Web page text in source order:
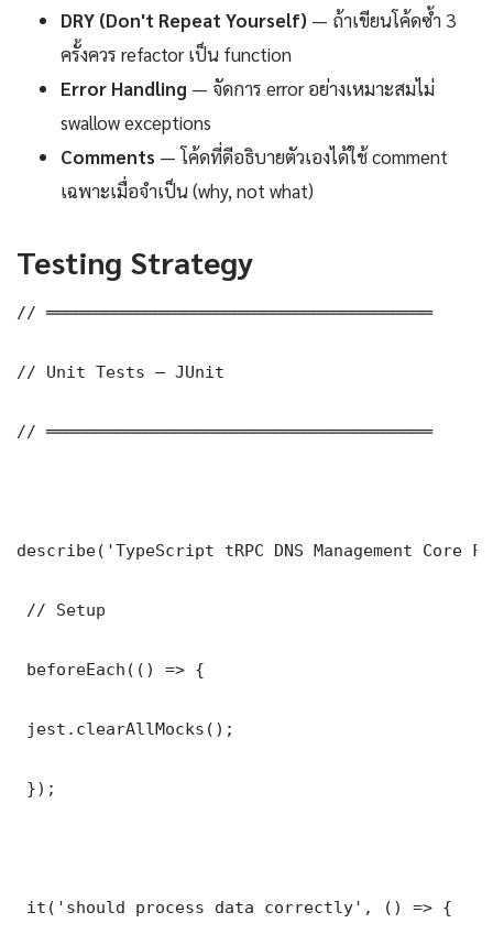
DRY (Don't Repeat Yourself) — ถ้าเขียนโค้ดซ้ำ 3
ครั้งควร refactor เป็น function
Error Handling — จัดการ error อย่างเหมาะสมไม่
swallow exceptions
Comments — โค้ดที่ดีอธิบายตัวเองได้ใช้ comment
เฉพาะเมื่อจำเป็น (why, not what)
Testing Strategy
// ═══════════════════════════════════════
// Unit Tests — JUnit
// ═══════════════════════════════════════
describe('TypeScript tRPC DNS Management
// Setup
beforeEach(() => {
jest.clearAllMocks();
});
it('should process data correctly', () => {